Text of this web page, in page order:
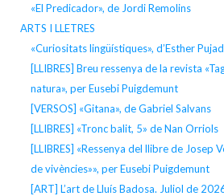
«El Predicador», de Jordi Remolins
ARTS I LLETRES
«Curiositats lingüístiques», d’Esther
[LLIBRES] Breu ressenya de la revista
natura», per Eusebi Puigdemunt
[VERSOS] «Gitana», de Gabriel Salvans
[LLIBRES] «Tronc balit, 5» de Nan Orriols
[LLIBRES] «Ressenya del llibre de Josep
de vivències»», per Eusebi Puigdemunt
[ART] L’art de Lluís Badosa. Juliol de